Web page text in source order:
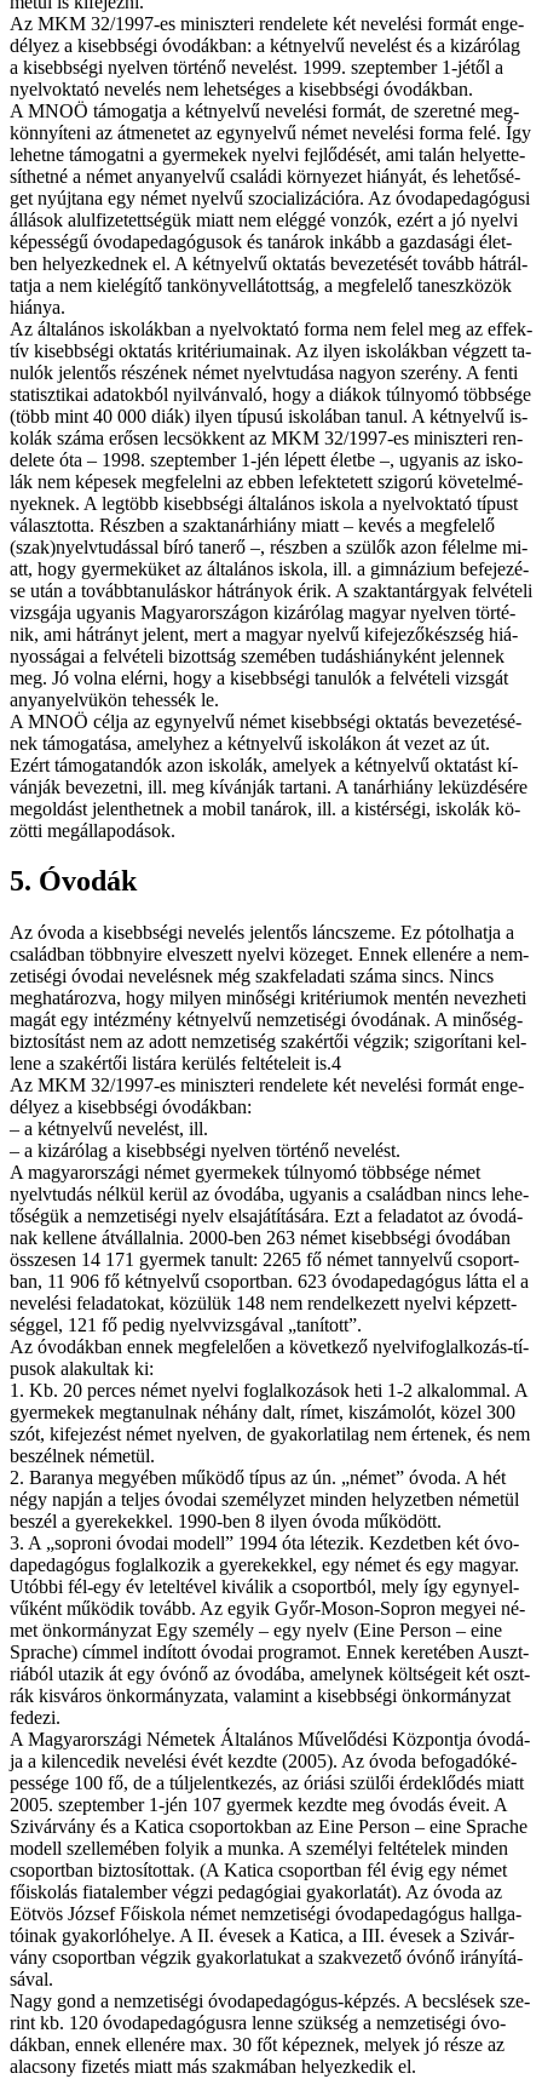
Az MKM 32/1997-es mi­nisz­te­ri ren­de­le­te két ne­ve­lé­si for­mát en­ge­
dé­lyez a ki­sebb­sé­gi óvo­dák­ban: a két­nyel­vű ne­ve­lést és a ki­zá­ró­lag
a ki­sebb­sé­gi nyel­ven tör­té­nő ne­ve­lést. 1999. szep­tem­ber 1-jé­től a
nyelv­ok­ta­tó ne­ve­lés nem le­het­sé­ges a ki­sebb­sé­gi óvo­dák­ban.
A MNOÖ tá­mo­gat­ja a két­nyel­vű ne­ve­lé­si for­mát, de sze­ret­né meg­
kön­­nyí­te­ni az át­me­ne­tet az egy­nyel­vű né­met ne­ve­lé­si for­ma fe­lé. Így
le­het­ne tá­mo­gat­ni a gyer­me­kek nyel­vi fej­lő­dé­sét, ami ta­lán he­lyet­te­
sít­het­né a né­met anya­nyel­vű csa­lá­di kör­nye­zet hi­á­nyát, és le­he­tő­sé­
get nyúj­ta­na egy né­met nyel­vű szo­ci­a­li­zá­ci­ó­ra. Az óvo­da­pe­da­gó­gu­si
ál­lá­sok alul­fi­ze­tett­sé­gük mi­att nem elég­gé von­zók, ezért a jó nyel­vi
ké­pes­sé­gű óvo­da­pe­da­gó­gu­sok és ta­ná­rok in­kább a gaz­da­sá­gi élet­
ben he­lyez­ked­nek el. A két­nyel­vű ok­ta­tás be­ve­ze­té­sét to­vább hát­rál­
tat­ja a nem ki­elé­gí­tő tan­könyv­el­lá­tott­ság, a meg­fe­le­lő tan­esz­kö­zök
hi­á­nya.
Az ál­ta­lá­nos is­ko­lák­ban a nyelv­ok­ta­tó for­ma nem fe­lel meg az ef­fek­
tív ki­sebb­sé­gi ok­ta­tás kri­té­ri­u­ma­i­nak. Az ilyen is­ko­lák­ban vég­zett ta­
nu­lók je­len­tős ré­szé­nek né­met nyelv­tu­dá­sa na­gyon sze­rény. A fen­ti
sta­tisz­ti­kai ada­tok­ból nyil­ván­va­ló, hogy a di­á­kok túl­nyo­mó több­sé­ge
(több mint 40 000 di­ák) ilyen tí­pu­sú is­ko­lá­ban ta­nul. A két­nyel­vű is­
ko­lák szá­ma erő­sen le­csök­kent az MKM 32/1997-es mi­nisz­te­ri ren­
de­le­te óta – 1998. szep­tem­ber 1-jén lé­pett élet­be –, ugyan­is az is­ko­
lák nem ké­pe­sek meg­fe­lel­ni az eb­ben le­fek­te­tett szi­go­rú kö­ve­tel­mé­
nyek­nek. A leg­több ki­sebb­sé­gi ál­ta­lá­nos is­ko­la a nyelv­ok­ta­tó tí­pust
vá­lasz­tot­ta. Rész­ben a szak­ta­nár­hi­ány mi­att – ke­vés a meg­fe­le­lő
(sza­k)nyelv­tudás­sal bí­ró tan­erő –, rész­ben a szü­lők azon fé­lel­me mi­
att, hogy gyer­me­kü­ket az ál­ta­lá­nos is­ko­la, ill. a gim­ná­zi­um be­fe­je­zé­
se után a to­vább­ta­nu­lás­kor hát­rá­nyok érik. A szak­tan­tár­gyak fel­vé­te­li
vizs­gá­ja ugyan­is Ma­gyar­or­szá­gon ki­zá­ró­lag ma­gyar nyel­ven tör­té­
nik, ami hát­rányt je­lent, mert a ma­gyar nyel­vű ki­fe­je­ző­kés­zség hi­á­
nyos­sá­gai a fel­vé­te­li bi­zott­ság sze­mé­ben tu­dás­hi­ány­ként je­len­nek
meg. Jó vol­na el­ér­ni, hogy a ki­sebb­sé­gi ta­nu­lók a fel­vé­te­li vizs­gát
anya­nyel­v­ükön te­hes­sék le.
A MNOÖ cél­ja az egy­nyel­vű né­met ki­sebb­sé­gi ok­ta­tás be­ve­ze­té­sé­
nek tá­mo­ga­tá­sa, amely­hez a két­nyel­vű is­ko­lá­kon át ve­zet az út.
Ezért tá­mo­ga­tan­dók azon is­ko­lák, ame­lyek a két­nyel­vű ok­ta­tást kí­
ván­ják be­ve­zet­ni, ill. meg kí­ván­ják tar­ta­ni. A ta­nár­hi­ány le­küz­dé­sé­re
meg­ol­dást je­lent­het­nek a mo­bil ta­ná­rok, ill. a kis­tér­sé­gi, is­ko­lák kö­
zöt­ti meg­ál­la­po­dá­sok.
5. Óvo­dák
Az óvo­da a ki­sebb­sé­gi ne­ve­lés je­len­tős lánc­sze­me. Ez pó­tol­hat­ja a
csa­lád­ban több­nyi­re el­ve­szett nyel­vi kö­ze­get. En­nek el­le­né­re a nem­
ze­ti­sé­gi óvo­dai ne­ve­lés­nek még szak­fel­ada­ti szá­ma sinc­s. Nincs
meg­ha­tá­roz­va, hogy mi­lyen mi­nő­sé­gi kri­té­ri­u­mok men­tén ne­vez­he­ti
ma­gát egy in­téz­mény két­nyel­vű nem­ze­ti­sé­gi óvo­dá­nak. A mi­nő­ség­
biz­to­sí­tást nem az adott nem­ze­ti­ség szak­ér­tői vég­zik; szi­go­rí­ta­ni kel­
le­ne a szak­ér­tői lis­tá­ra ke­rü­lés fel­tét­ele­it is.4
Az MKM 32/1997-es mi­nisz­te­ri ren­de­le­te két ne­ve­lé­si for­mát en­ge­
dé­lyez a ki­sebb­sé­gi óvo­dák­ban:
– a két­nyel­vű ne­ve­lést, ill.
– a ki­zá­ró­lag a ki­sebb­sé­gi nyel­ven tör­té­nő ne­ve­lést.
A ma­gyar­or­szá­gi né­met gyer­me­kek túl­nyo­mó több­sé­ge né­met
nyelv­tu­dás nél­kül ke­rül az óvo­dá­ba, ugyan­is a csa­lád­ban nincs le­he­
tő­sé­gük a nem­ze­ti­sé­gi nyelv el­sa­já­tí­tá­sá­ra. Ezt a fel­ada­tot az óvo­dá­
nak kel­le­ne át­vál­lal­nia. 2000-ben 263 né­met ki­sebb­sé­gi óvo­dá­ban
ös­­sze­sen 14 171 gyer­mek ta­nult: 2265 fő né­met tan­nyel­vű cso­port­
ban, 11 906 fő két­nyel­vű cso­port­ban. 623 óvo­da­pe­da­gó­gus lát­ta el a
ne­ve­lé­si fel­ada­to­kat, kö­zü­lük 148 nem ren­del­ke­zett nyel­vi kép­zett­
ség­gel, 121 fő pe­dig nyelv­vizs­gá­val „ta­ní­tott”.
Az óvo­dák­ban en­nek meg­fe­le­lő­en a kö­vet­ke­ző nyel­vi­fog­lal­ko­zás-tí­
pu­sok ala­kul­tak ki:
1. Kb. 20 per­ces né­met nyel­vi fog­lal­ko­zá­sok he­ti 1-2 al­ka­lom­mal. A
gyer­me­kek meg­ta­nul­nak né­hány dalt, rí­met, ki­szá­mo­lót, kö­zel 300
szót, ki­fe­je­zést né­met nyel­ven, de gya­kor­la­ti­lag nem ér­te­nek, és nem
be­szél­nek né­me­tül.
2. Ba­ra­nya me­gyé­ben mű­kö­dő tí­pus az ún. „né­met” óvo­da. A hét
négy nap­ján a tel­jes óvo­dai sze­mély­zet min­den hely­zet­ben né­me­tül
be­szél a gye­re­kek­kel. 1990-ben 8 ilyen óvo­da mű­kö­dött.
3. A „sop­ro­ni óvo­dai mo­dell” 1994 óta lé­te­zik. Kez­det­ben két óvo­
da­pe­da­gó­gus fog­lal­ko­zik a gye­re­kek­kel, egy né­met és egy ma­gyar.
Utób­bi fél-­e­gy év le­tel­té­vel ki­vá­lik a cso­port­ból, mely így egy­nyel­
vű­ként mű­kö­dik to­vább. Az egyik Győr-Moson-Sopron me­gyei né­
met ön­kor­mány­zat Egy sze­mély – egy nyelv (Eine Per­son – eine
Sprache) cím­mel in­dí­tott óvo­dai prog­ra­mot. En­nek ke­re­té­ben Auszt­
ri­á­ból uta­zik át egy óvó­nő az óvo­dá­ba, amely­nek költ­sé­ge­it két oszt­
rák kis­vá­ros ön­kor­mány­za­ta, va­la­mint a ki­sebb­sé­gi ön­kor­mány­zat
fe­de­zi.
A Ma­gyar­or­szá­gi Né­me­tek Ál­ta­lá­nos Mű­ve­lő­dé­si Köz­pont­ja óvo­dá­
ja a ki­len­ce­dik ne­ve­lé­si évét kezd­te (2005). Az óvo­da be­fo­ga­dó­ké­
pes­sé­ge 100 fő, de a túl­je­lent­ke­zés, az óri­á­si szü­lői ér­dek­lő­dés mi­att
2005. szep­tember 1-jén 107 gyer­mek kezd­te meg óvo­dás éve­it. A
Szi­vár­vány és a Ka­ti­ca cso­por­tok­ban az Eine Per­son – eine Sprache
mo­dell szel­le­mé­ben fo­lyik a mun­ka. A sze­mé­lyi fel­té­te­lek min­den
cso­port­ban biz­to­sí­tot­tak. (A Ka­ti­ca cso­port­ban fél évig egy né­met
fő­is­ko­lás fi­a­tal­em­ber vég­zi pe­da­gó­gi­ai gya­kor­la­tát). Az óvo­da az
Eöt­vös Jó­zsef Fő­is­ko­la né­met nem­ze­ti­sé­gi óvo­da­pe­da­gó­gus hall­ga­
tó­i­nak gya­kor­ló­he­lye. A II. éve­sek a Ka­ti­ca, a III. éve­sek a Szi­vár­
vány cso­port­ban vég­zik gya­kor­la­tu­kat a szak­ve­ze­tő óvó­nő irá­nyí­tá­
sá­val.
Nagy gond a nem­ze­ti­sé­gi óvo­da­pe­da­gó­gus-kép­zés. A becs­lé­sek sze­
rint kb. 120 óvo­da­pe­da­gó­gus­ra len­ne szük­ség a nem­ze­ti­sé­gi óvo­
dák­ban, en­nek el­le­né­re max. 30 főt ké­pez­nek, me­lyek jó ré­sze az
ala­csony fi­ze­tés mi­att más szak­má­ban he­lyez­ke­dik el.